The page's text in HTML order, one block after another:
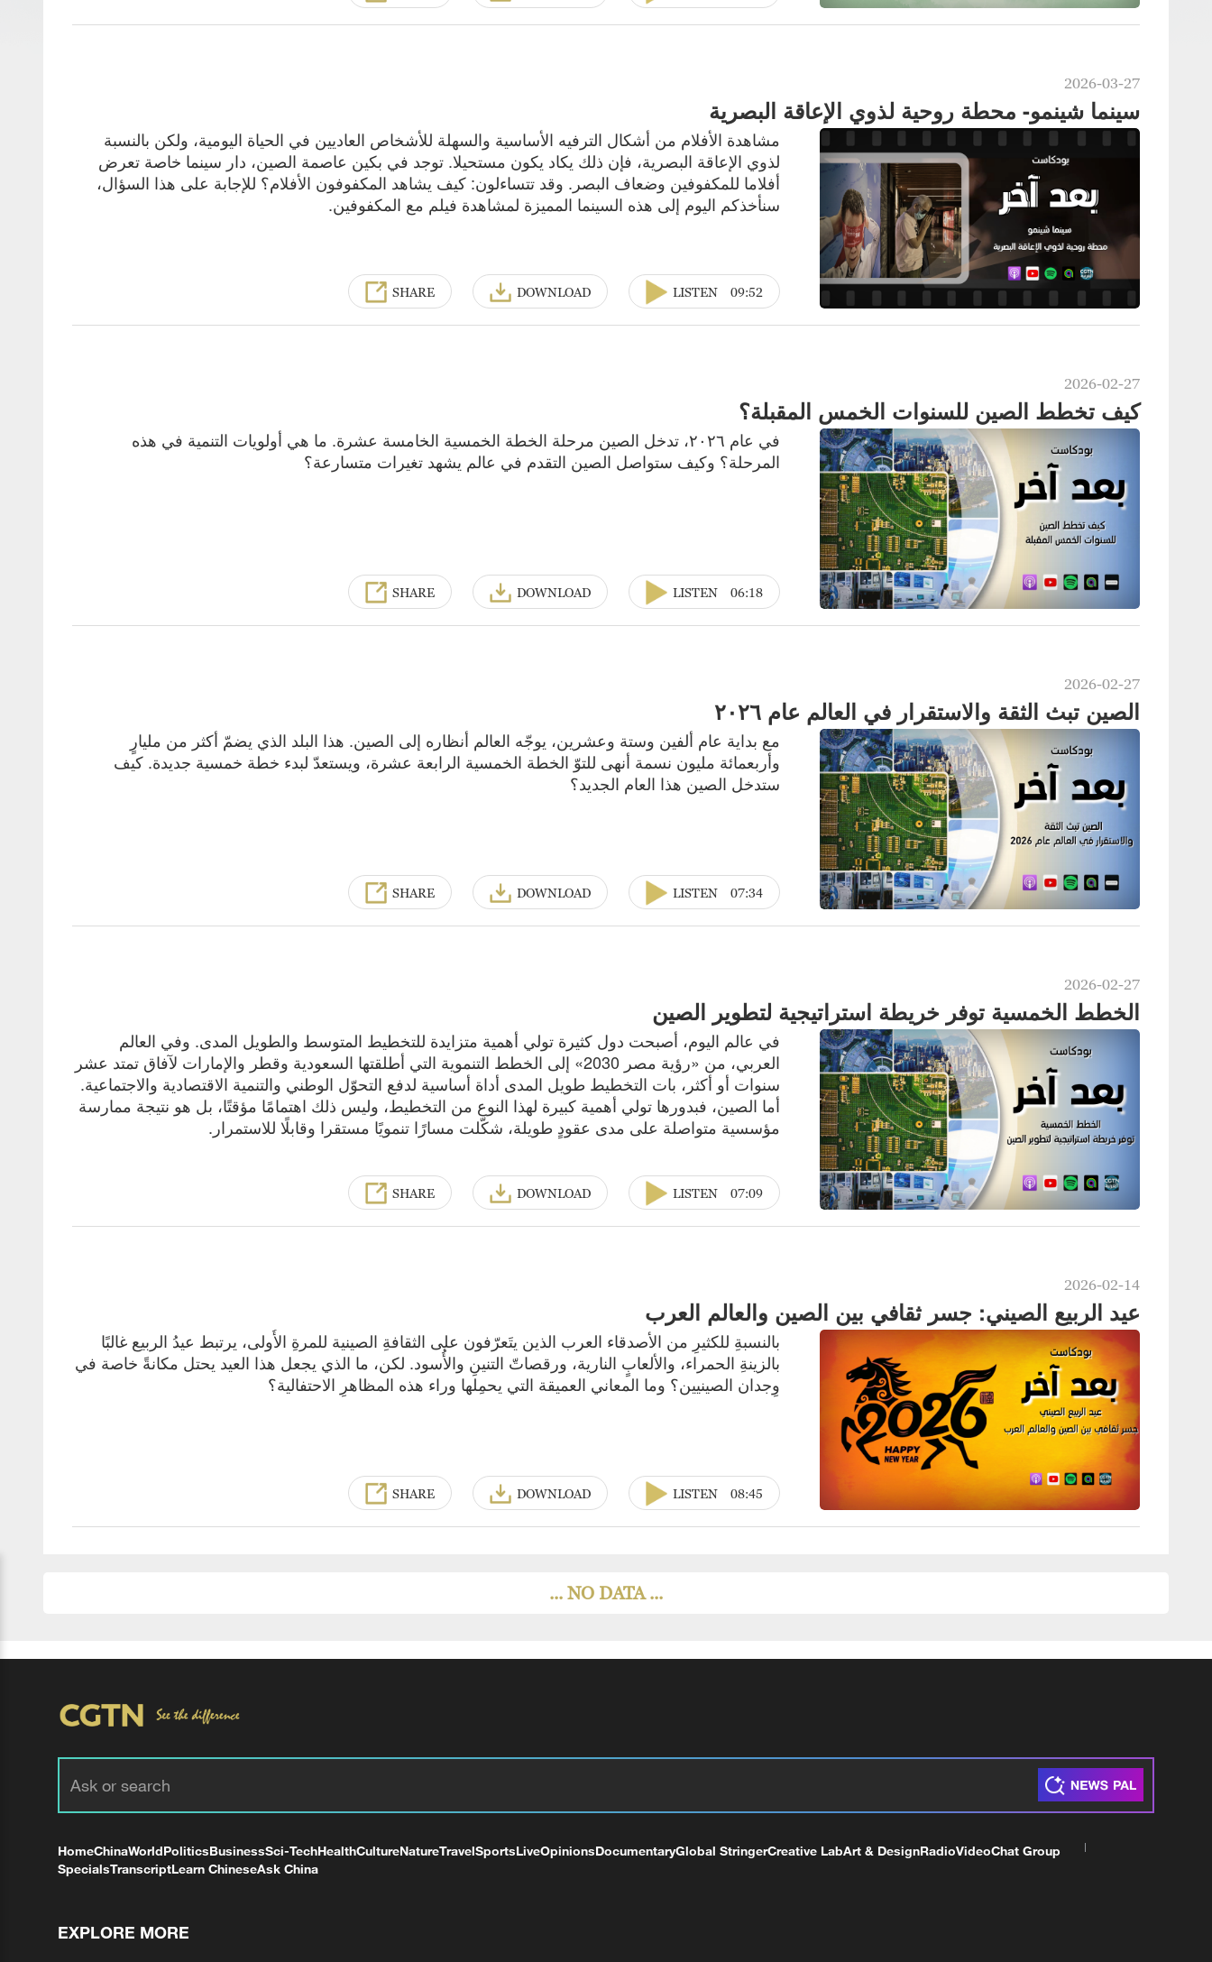
2026-03-27
سينما شينمو- محطة روحية لذوي الإعاقة البصرية
مشاهدة الأفلام من أشكال الترفيه الأساسية والسهلة للأشخاص العاديين في الحياة اليومية، ولكن بالنسبة
لذوي الإعاقة البصرية، فإن ذلك يكاد يكون مستحيلا. توجد في بكين عاصمة الصين، دار سينما خاصة تعرض
أفلاما للمكفوفين وضعاف البصر. وقد تتساءلون: كيف يشاهد المكفوفون الأفلام؟ للإجابة على هذا السؤال،
سنأخذكم اليوم إلى هذه السينما المميزة لمشاهدة فيلم مع المكفوفين.
LISTEN 09:52
DOWNLOAD
SHARE
2026-02-27
كيف تخطط الصين للسنوات الخمس المقبلة؟
في عام ٢٠٢٦، تدخل الصين مرحلة الخطة الخمسية الخامسة عشرة. ما هي أولويات التنمية في هذه
المرحلة؟ وكيف ستواصل الصين التقدم في عالم يشهد تغيرات متسارعة؟
LISTEN 06:18
DOWNLOAD
SHARE
2026-02-27
الصين تبث الثقة والاستقرار في العالم عام ٢٠٢٦
مع بداية عام ألفين وستة وعشرين، يوجّه العالم أنظاره إلى الصين. هذا البلد الذي يضمّ أكثر من مليارٍ
وأربعمائة مليون نسمة أنهى للتوّ الخطة الخمسية الرابعة عشرة، ويستعدّ لبدء خطة خمسية جديدة. كيف
ستدخل الصين هذا العام الجديد؟
LISTEN 07:34
DOWNLOAD
SHARE
2026-02-27
الخطط الخمسية توفر خريطة استراتيجية لتطوير الصين
في عالم اليوم، أصبحت دول كثيرة تولي أهمية متزايدة للتخطيط المتوسط والطويل المدى. وفي العالم
العربي، من «رؤية مصر 2030» إلى الخطط التنموية التي أطلقتها السعودية وقطر والإمارات لآفاق تمتد عشر
سنوات أو أكثر، بات التخطيط طويل المدى أداة أساسية لدفع التحوّل الوطني والتنمية الاقتصادية والاجتماعية.
أما الصين، فبدورها تولي أهمية كبيرة لهذا النوع من التخطيط، وليس ذلك اهتمامًا مؤقتًا، بل هو نتيجة ممارسة
مؤسسية متواصلة على مدى عقودٍ طويلة، شكّلت مسارًا تنمويًا مستقرا وقابلًا للاستمرار.
LISTEN 07:09
DOWNLOAD
SHARE
2026-02-14
عيد الربيع الصيني: جسر ثقافي بين الصين والعالم العرب
بالنسبةِ للكثيرِ من الأصدقاء العرب الذين يتَعرّفون على الثقافةِ الصينية للمرةِ الأُولى، يرتبط عيدُ الربيع غالبًا
بالزينةِ الحمراء، والألعابٍ النارية، ورقصاتّ التنينِ والأُسود. لكن، ما الذي يجعل هذا العيد يحتل مكانةً خاصة في
وِجدان الصينيين؟ وما المعاني العميقة التي يحمِلها وراء هذه المظاهرِ الاحتفالية؟
LISTEN 08:45
DOWNLOAD
SHARE
... NO DATA ...
HomeChinaWorldPoliticsBusinessSci-TechHealthCultureNatureTravelSportsLiveOpinionsDocumentaryGlobal StringerCreative LabArt & DesignRadioVideoChat Group
SpecialsTranscriptLearn ChineseAsk China
EXPLORE MORE